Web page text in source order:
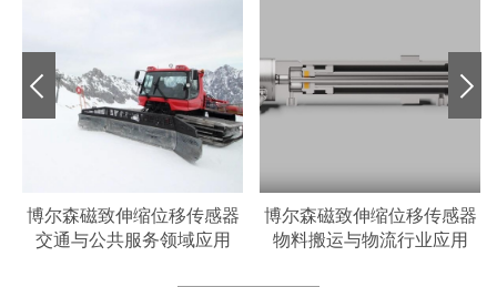
博尔森磁致伸缩位移传感器
交通与公共服务领域应用
博尔森磁致伸缩位移传感器
物料搬运与物流行业应用